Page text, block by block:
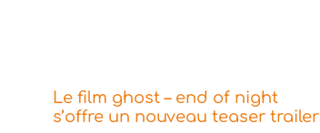
Le film ghost – end of night
s’offre un nouveau teaser trailer